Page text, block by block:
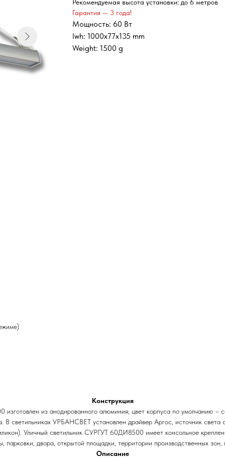
Рекомендуемая высота установки: до 6 метров
Гарантия — 3 года!
Мощность: 60 Вт
lwh: 1000x77x135 mm
Weight: 1500 g
Конструкция
из анодированного алюминия; цвет корпуса по умолчанию –
В светильниках УРБАНСВЕТ установлен драйвер Аргос, источник
Уличный светильник СУРГУТ 60ДИ8500 имеет консольное
двора, открытой площадки, территории производственных
Описание